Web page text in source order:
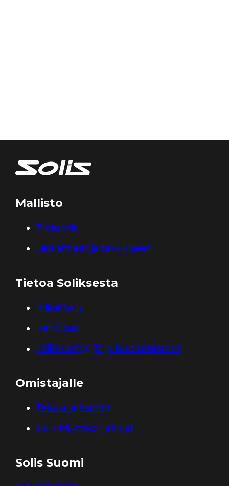
Mallisto
Traktorit
Lisälaitteet ja tarvikkeet
Tietoa Soliksesta
Miksi Solis
Rahoitus
Jälleenmyyjät ja huoltopisteet
Omistajalle
Takuu ja huolto
Solis käyttöohjekirjat
Solis Suomi